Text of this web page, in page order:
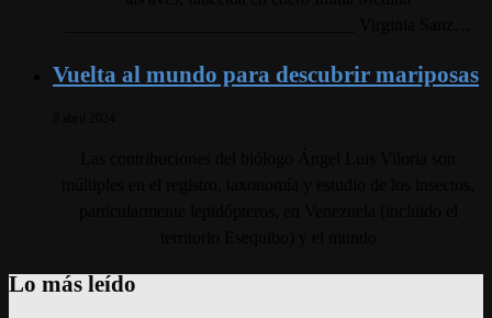
Vuelta al mundo para descubrir mariposas
Lo más leído